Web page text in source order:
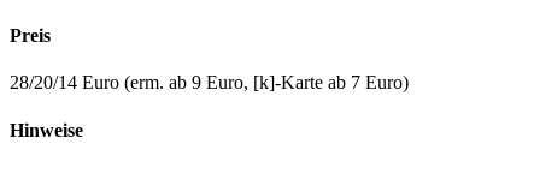
Preis
28/20/14 Euro (erm. ab 9 Euro, [k]-Karte ab 7 Euro)
Hinweise